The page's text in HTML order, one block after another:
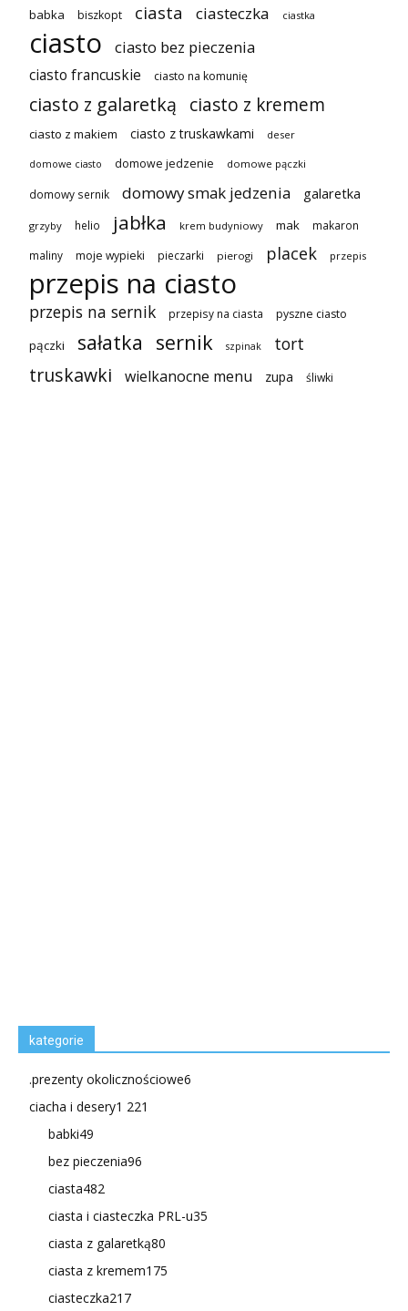
babka biszkopt ciasta ciasteczka ciastka
ciasto ciasto bez pieczenia
ciasto francuskie ciasto na komunię
ciasto z galaretką ciasto z kremem
ciasto z makiem ciasto z truskawkami deser
domowe ciasto domowe jedzenie domowe pączki
domowy sernik domowy smak jedzenia galaretka
grzyby helio jabłka krem budyniowy mak makaron
maliny moje wypieki pieczarki pierogi placek przepis
przepis na ciasto
przepis na sernik przepisy na ciasta pyszne ciasto
pączki sałatka sernik szpinak tort
truskawki wielkanocne menu zupa śliwki
kategorie
.prezenty okolicznościowe6
ciacha i desery1 221
babki49
bez pieczenia96
ciasta482
ciasta i ciasteczka PRL-u35
ciasta z galaretką80
ciasta z kremem175
ciasteczka217